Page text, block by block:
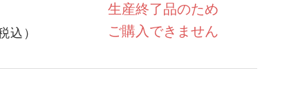
込）
生産終了品のため
ご購入できません